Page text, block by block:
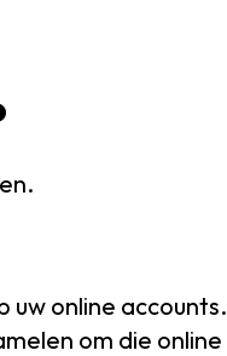
uw online accounts.
om die online